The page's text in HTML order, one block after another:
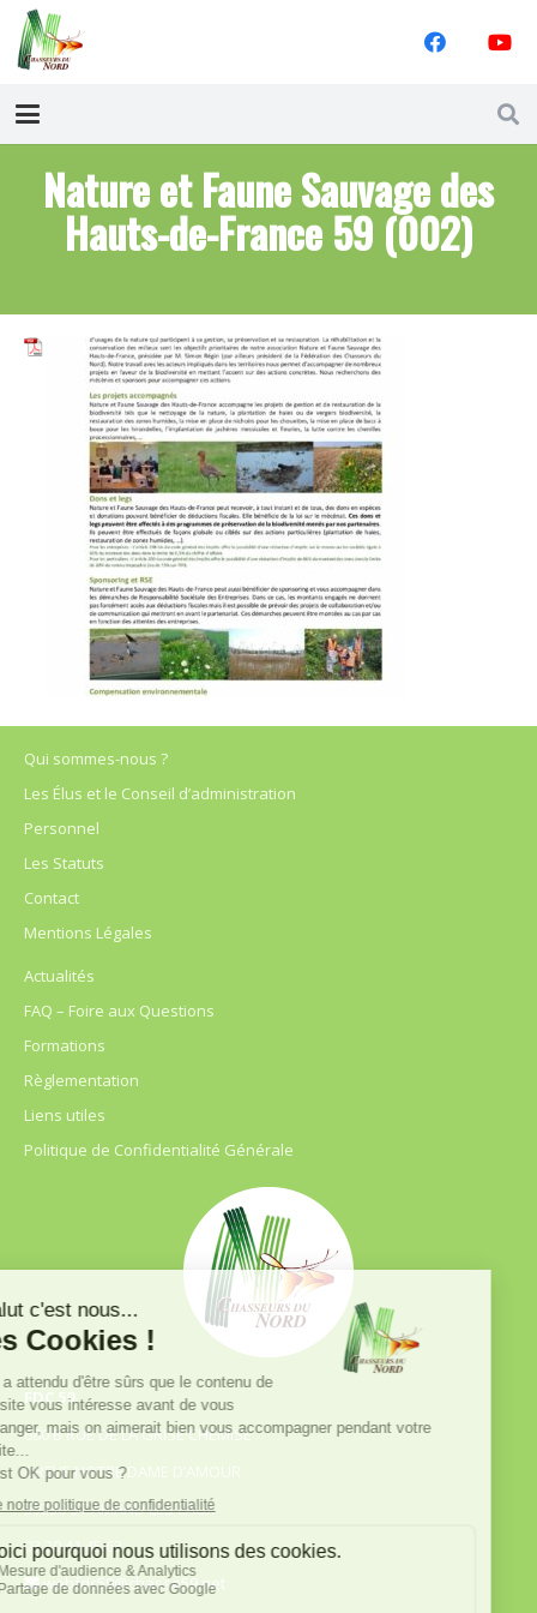
Nature et Faune Sauvage des
Hauts-de-France 59 (002)
Qui sommes-nous ?
Les Élus et le Conseil d’administration
Personnel
Les Statuts
Contact
Mentions Légales
Actualités
FAQ – Foire aux Questions
Formations
Règlementation
Liens utiles
Politique de Confidentialité Générale
FDC 59
680 B RUE DE LA GRISE CHEMISE
DREVE NOTRE DAME D’AMOUR
59230 ST AMAND LES EAUX
03.20.41.45.63
webfdc59@chasse59.net